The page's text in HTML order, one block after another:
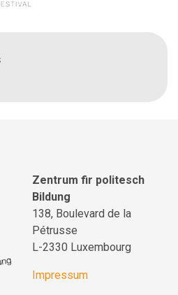
Zentrum fir politesch
Bildung
138, Boulevard de la
Pétrusse
L-2330 Luxembourg
Impressum